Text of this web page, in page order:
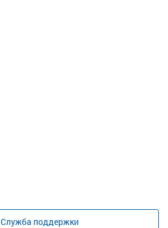
Служба поддержки